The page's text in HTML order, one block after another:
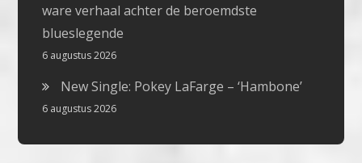
ware verhaal achter de beroemdste
blueslegende
6 augustus 2026
New Single: Pokey LaFarge – ‘Hambone’
6 augustus 2026